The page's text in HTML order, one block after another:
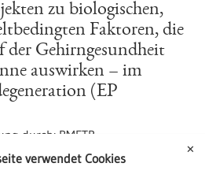
zu biologischen,
Faktoren, die
der Gehirngesundheit
auswirken – im
(EP
durch: BMFTR,
✕
verwendet Cookies